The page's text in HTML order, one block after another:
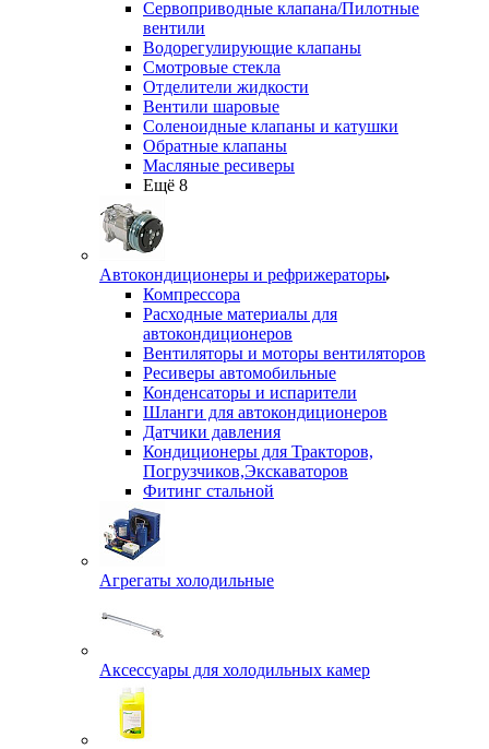
Сервоприводные клапана/Пилотные
вентили
Водорегулирующие клапаны
Смотровые стекла
Отделители жидкости
Вентили шаровые
Соленоидные клапаны и катушки
Обратные клапаны
Масляные ресиверы
Ещё 8
Автокондиционеры и рефрижераторы
Компрессора
Расходные материалы для
автокондиционеров
Вентиляторы и моторы вентиляторов
Ресиверы автомобильные
Конденсаторы и испарители
Шланги для автокондиционеров
Датчики давления
Кондиционеры для Тракторов,
Погрузчиков,Экскаваторов
Фитинг стальной
Агрегаты холодильные
Аксессуары для холодильных камер